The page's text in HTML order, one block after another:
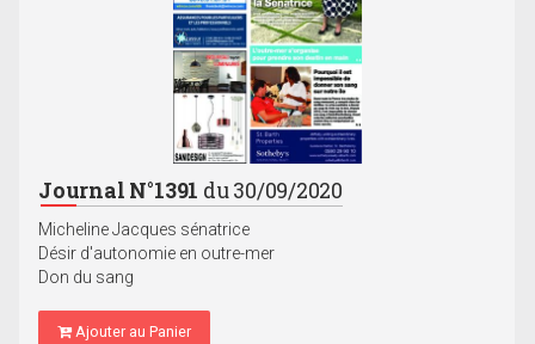
Journal N°1391 du 30/09/2020
Micheline Jacques sénatrice
Désir d'autonomie en outre-mer
Don du sang
Ajouter au Panier